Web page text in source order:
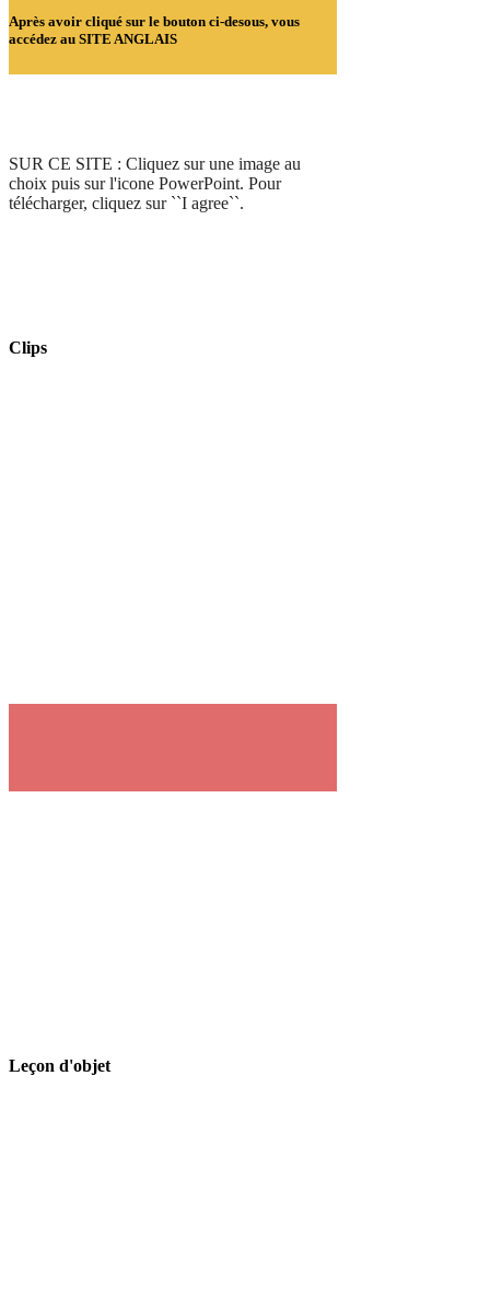
Après avoir cliqué sur le bouton ci-desous, vous
accédez au SITE ANGLAIS
SUR CE SITE : Cliquez sur une image au
choix puis sur l'icone PowerPoint. Pour
télécharger, cliquez sur ``I agree``.
Clips
Leçon d'objet